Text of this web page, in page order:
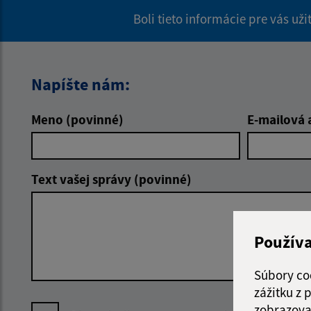
Súbory
zážitku z
Boli tieto informácie pre vás
Napíšte nám:
Meno (povinné) E-mailová
Text vašej správy (povinné)